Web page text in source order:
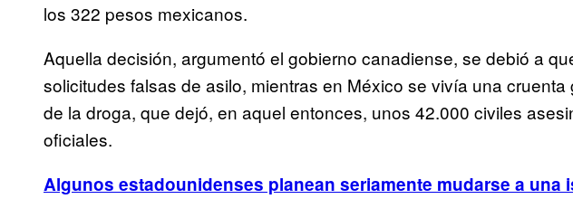
los 322 pesos mexicanos.
Aquella decisión, argumentó el gobierno canadiense, se debió a
solicitudes falsas de asilo, mientras en México se vivía una
de la droga, que dejó, en aquel entonces, unos 42.000 civiles
oficiales.
Algunos estadounidenses planean seriamente mudarse a una